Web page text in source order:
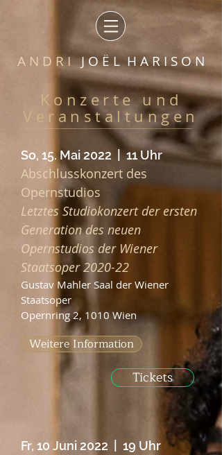
A N D R IJ O Ë L H A R I S O N
Konzerte und
Veranstaltungen
So, 15. Mai 2022 | 11 Uhr
Abschlusskonzert des
Opernstudios
Letztes Studiokonzert der ersten
Generation des neuen
Opernstudios der Wiener
Staatsoper 2020-22
Gustav Mahler Saal der Wiener
Staatsoper
Opernring 2, 1010 Wien
Fr, 10 Juni 2022 | 19 Uhr
Tickets
Weitere Information